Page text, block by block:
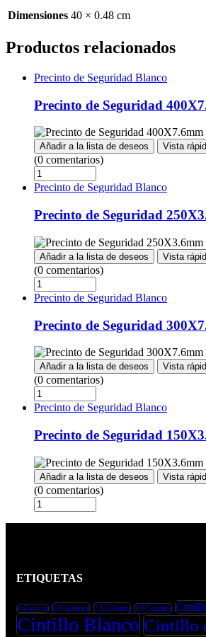
Dimensiones 40 × 0.48 cm
Productos relacionados
Precinto de Seguridad Blanco
Precinto de Seguridad
Añadir a la lista de deseos Vista
(0 comentarios)
Precinto de Seguridad Blanco
Precinto de Seguridad
Añadir a la lista de deseos Vista
(0 comentarios)
Precinto de Seguridad Blanco
Precinto de Seguridad
Añadir a la lista de deseos Vista
(0 comentarios)
Precinto de Seguridad Blanco
Precinto de Seguridad
Añadir a la lista de deseos Vista
(0 comentarios)
ETIQUETAS
4 Colores 6 Colores 7 Colores 10 Colores
Cintillo Blanco Cintillo